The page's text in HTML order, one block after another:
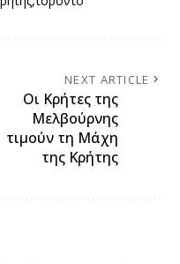
NEXT ARTICLE
Οι Κρήτες της
Μελβούρνης
τιμούν τη Μάχη
της Κρήτης